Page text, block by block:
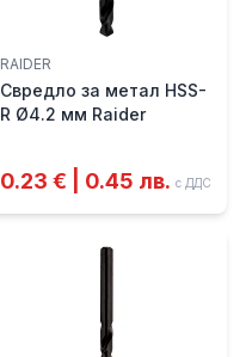
RAIDER
Свредло за метал HSS-
R Ø4.2 мм Raider
0.23 € | 0.45 лв. с ДДС